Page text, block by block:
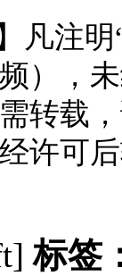
凡注
），
转载
许可
标签